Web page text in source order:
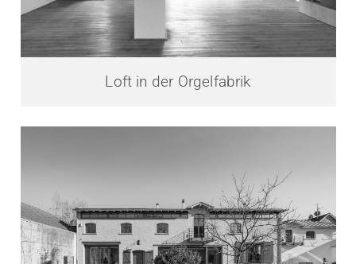
Loft in der Orgelfabrik